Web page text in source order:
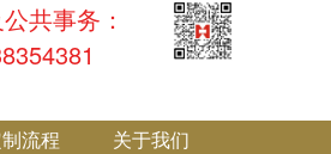
共事务：
流程 关于我们